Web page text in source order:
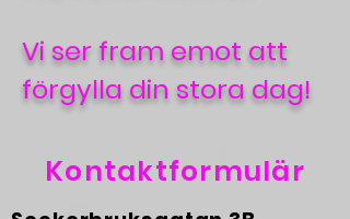
Vi ser fram emot att
förgylla din stora dag!
Kontaktformulär